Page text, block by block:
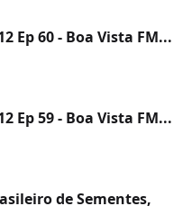
Ep 60 - Boa Vista FM...
Ep 59 - Boa Vista FM...
de Sementes,